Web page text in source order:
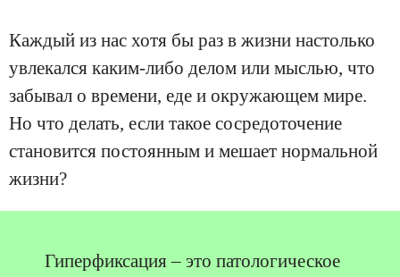
Каждый из нас хотя бы раз в жизни настолько
увлекался каким-либо делом или мыслью, что
забывал о времени, еде и окружающем мире.
Но что делать, если такое сосредоточение
становится постоянным и мешает нормальной
жизни?
Гиперфиксация – это патологическое